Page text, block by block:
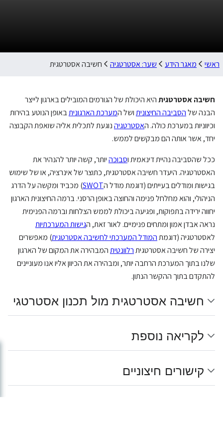
ראשי מאגר הידע שער: אסטרטגיה חשיבה אסטרטגית
חשיבה אסטרטגיתהיא היכולת של הגורמים המובילים בארגון לייצר
הבנה שלהסביבה החיצוניתושל המערכת הארגוניתבאופן הנוטע בהירות
וכיווניות במערכת כולה. האסטרטגיהנוגעת לתכלית אליה שואפת הקבוצה
יחד, אשר אותה הם מבקשים לממש.
ככל שהסביבה נהיית דינאמית וסבוכהיותר, קשה יותר להנהיר את
האסטרטגיה. היעדר חשיבה אסטרטגית, כתוצר של אינרציה, או של שימוש
בגישות ומודלים בעייתים (דוגמת מודל הSWOT) מכביד ומקשה על הדרג
הניהולי, והוא מחלחל פנימה והחוצה באופן הרסני. ברמה החיצונית הארגון
יחווה ירידה בתפוקות, ופגיעה ביכולת לממש הצלחות וברמה הפנימית
נראה אבדן אמון ומתחים פנימיים. לאור זאת, הגישות המערכתיות
לאסטרטגיה (דוגמתהמודל המערכתי לחשיבה אסטרטגית) מאפשרים
יצירה של חשיבה אסטרטגיתרלוונטיתהמבהירה את המקום של הארגון
שלנו בתוך המערכת הרחבה יותר, ומבהירה את הכיוון אליו אנו מעוניינים
להתקדם בתוך ההקשר הנתון.
חשיבה אסטרטגית מול תכנון אסטרטגי
לקריאה נוספת
קישורים חיצוניים